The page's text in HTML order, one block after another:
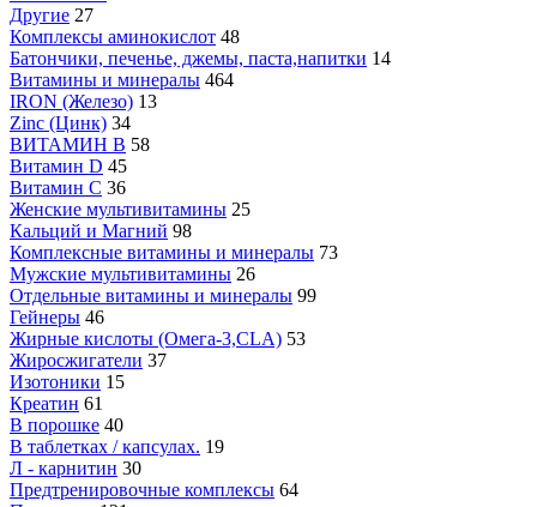
Другие 27
Комплексы аминокислот 48
Батончики, печенье, джемы, паста,напитки 14
Витамины и минералы 464
IRON (Железо) 13
Zinc (Цинк) 34
ВИТАМИН B 58
Витамин D 45
Витамин С 36
Женские мультивитамины 25
Кальций и Магний 98
Комплексные витамины и минералы 73
Мужские мультивитамины 26
Отдельные витамины и минералы 99
Гейнеры 46
Жирные кислоты (Омега-3,CLA) 53
Жиросжигатели 37
Изотоники 15
Креатин 61
В порошке 40
В таблетках / капсулах. 19
Л - карнитин 30
Предтренировочные комплексы 64